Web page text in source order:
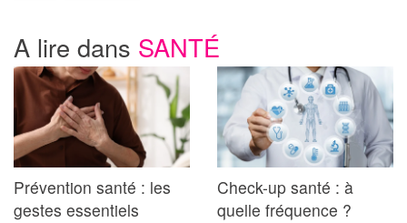
A lire dans SANTÉ
Prévention santé : les
gestes essentiels
Check-up santé : à
quelle fréquence ?